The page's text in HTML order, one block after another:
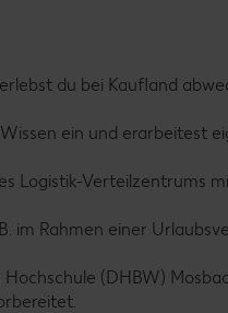
du bei Kaufland
ein und erarbeitest
Logistik-Verteilzentrums
im Rahmen einer
(DHBW)